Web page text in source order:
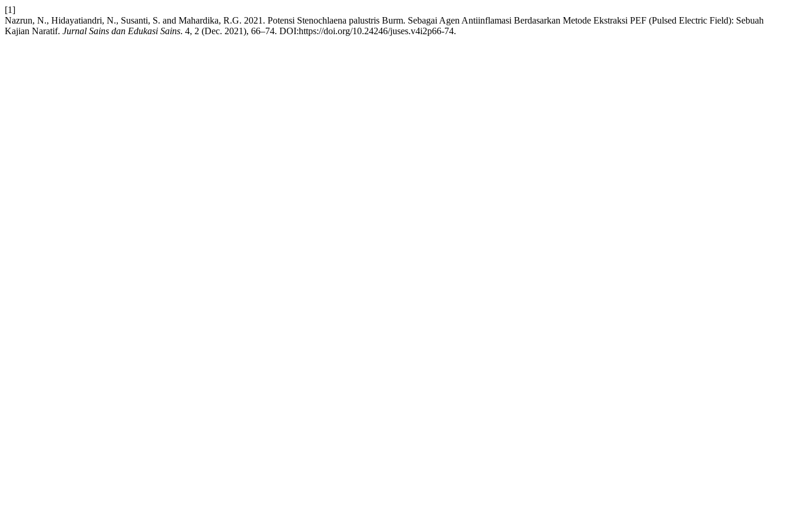
[1]
Nazrun, N., Hidayatiandri, N., Susanti, S. and Mahardika, R.G. 2021. Potensi Stenochlaena palustris Burm. Sebagai Agen Antiinflamasi Berdasarkan Metode Ekstraksi PEF (Pulsed Electric Field): Sebuah
Kajian Naratif. Jurnal Sains dan Edukasi Sains. 4, 2 (Dec. 2021), 66–74. DOI:https://doi.org/10.24246/juses.v4i2p66-74.